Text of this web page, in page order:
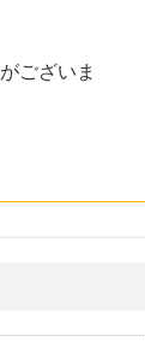
ございま